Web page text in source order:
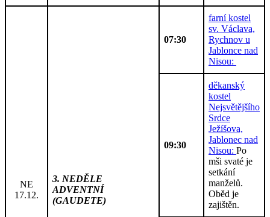
NE
17.12.
3. NEDĚLE
ADVENTNÍ
(GAUDETE)
07:30
farní kostel
sv. Václava,
Rychnov u
Jablonce nad
Nisou:
09:30
děkanský
kostel
Nejsvětějšího
Srdce
Ježíšova,
Jablonec nad
Nisou: Po
mši svaté je
setkání
manželů.
Oběd je
zajištěn.